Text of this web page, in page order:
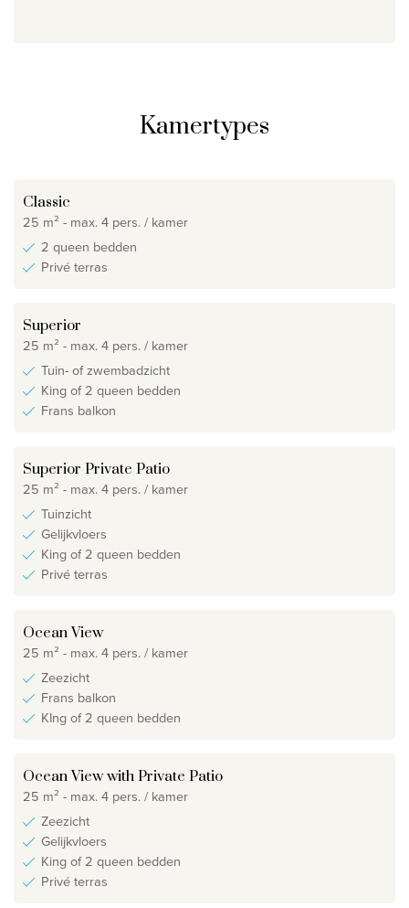
Kamertypes
Classic
25 m² - max. 4 pers. / kamer
2 queen bedden
Privé terras
Superior
25 m² - max. 4 pers. / kamer
Tuin- of zwembadzicht
King of 2 queen bedden
Frans balkon
Superior Private Patio
25 m² - max. 4 pers. / kamer
Tuinzicht
Gelijkvloers
King of 2 queen bedden
Privé terras
Ocean View
25 m² - max. 4 pers. / kamer
Zeezicht
Frans balkon
KIng of 2 queen bedden
Ocean View with Private Patio
25 m² - max. 4 pers. / kamer
Zeezicht
Gelijkvloers
King of 2 queen bedden
Privé terras